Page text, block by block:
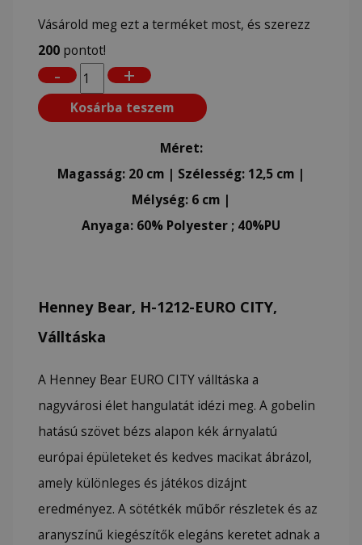
Vásárold meg ezt a terméket most, és szerezz
200 pontot!
- +
Kosárba teszem
Méret:
Magasság: 20 cm | Szélesség: 12,5 cm |
Mélység: 6 cm |
Anyaga: 60% Polyester ; 40%PU
Henney Bear, H-1212-EURO CITY,
Válltáska
A Henney Bear EURO CITY válltáska a
nagyvárosi élet hangulatát idézi meg. A gobelin
hatású szövet bézs alapon kék árnyalatú
európai épületeket és kedves macikat ábrázol,
amely különleges és játékos dizájnt
eredményez. A sötétkék műbőr részletek és az
aranyszínű kiegészítők elegáns keretet adnak a